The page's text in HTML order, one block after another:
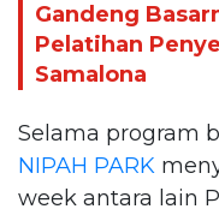
Gandeng
Pelatihan
Samalona
Selama program
NIPAH PARK
week antara lain